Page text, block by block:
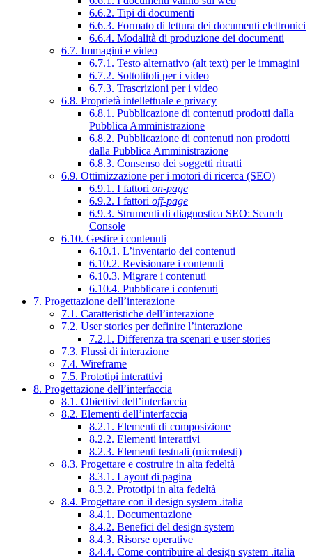
6.6.2. Tipi di documenti
6.6.3. Formato di lettura dei documenti elettronici
6.6.4. Modalità di produzione dei documenti
6.7. Immagini e video
6.7.1. Testo alternativo (alt text) per le immagini
6.7.2. Sottotitoli per i video
6.7.3. Trascrizioni per i video
6.8. Proprietà intellettuale e privacy
6.8.1. Pubblicazione di contenuti prodotti dalla
Pubblica Amministrazione
6.8.2. Pubblicazione di contenuti non prodotti
dalla Pubblica Amministrazione
6.8.3. Consenso dei soggetti ritratti
6.9. Ottimizzazione per i motori di ricerca (SEO)
6.9.1. I fattori on-page
6.9.2. I fattori off-page
6.9.3. Strumenti di diagnostica SEO: Search
Console
6.10. Gestire i contenuti
6.10.1. L’inventario dei contenuti
6.10.2. Revisionare i contenuti
6.10.3. Migrare i contenuti
6.10.4. Pubblicare i contenuti
7. Progettazione dell’interazione
7.1. Caratteristiche dell’interazione
7.2. User stories per definire l’interazione
7.2.1. Differenza tra scenari e user stories
7.3. Flussi di interazione
7.4. Wireframe
7.5. Prototipi interattivi
8. Progettazione dell’interfaccia
8.1. Obiettivi dell’interfaccia
8.2. Elementi dell’interfaccia
8.2.1. Elementi di composizione
8.2.2. Elementi interattivi
8.2.3. Elementi testuali (microtesti)
8.3. Progettare e costruire in alta fedeltà
8.3.1. Layout di pagina
8.3.2. Prototipi in alta fedeltà
8.4. Progettare con il design system .italia
8.4.1. Documentazione
8.4.2. Benefici del design system
8.4.3. Risorse operative
8.4.4. Come contribuire al design system .italia